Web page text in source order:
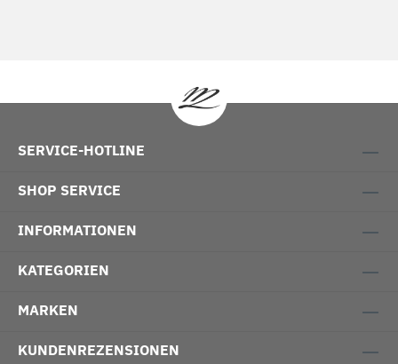
SERVICE-HOTLINE
SHOP SERVICE
INFORMATIONEN
KATEGORIEN
MARKEN
KUNDENREZENSIONEN